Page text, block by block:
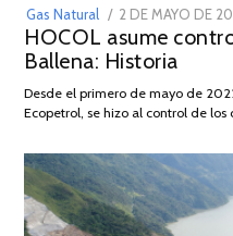
Gas Natural
POSTED
ON
2 DE MAYO DE
HOCOL asume
Ballena: Historia
Desde el primero de mayo de
Ecopetrol, se hizo al control de los